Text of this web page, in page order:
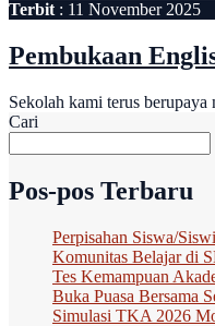
Terbit : 11 November 2025
Pembukaan
Sekolah kami terus
Cari
Pos-pos Terbaru
Perpisahan Siswa/
Komunitas Belajar di
Tes Kemampuan
Buka Puasa Bersama
Simulasi TKA 2026